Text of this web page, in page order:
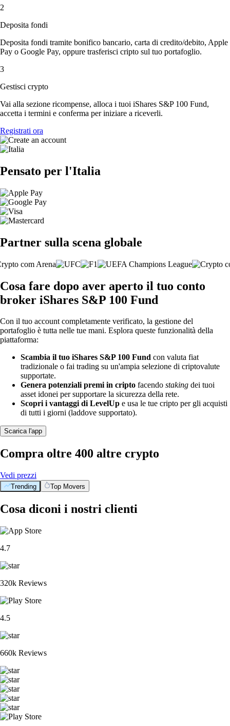
2
Deposita fondi
Deposita fondi tramite bonifico bancario, carta di credito/debito, Apple
Pay o Google Pay, oppure trasferisci cripto sul tuo portafoglio.
3
Gestisci crypto
Vai alla sezione ricompense, alloca i tuoi iShares S&P 100 Fund,
accetta i termini e conferma per iniziare a riceverli.
Registrati ora
Pensato per l'Italia
Partner sulla scena globale
Cosa fare dopo aver aperto il tuo conto
broker iShares S&P 100 Fund
Con il tuo account completamente verificato, la gestione del
portafoglio è tutta nelle tue mani. Esplora queste funzionalità della
piattaforma:
Scambia il tuo iShares S&P 100 Fund con valuta fiat
tradizionale o fai trading su un'ampia selezione di criptovalute
supportate.
Genera potenziali premi in cripto facendo staking dei tuoi
asset idonei per supportare la sicurezza della rete.
Scopri i vantaggi di LevelUp e usa le tue cripto per gli acquisti
di tutti i giorni (laddove supportato).
Scarica l'app
Compra oltre 400 altre crypto
Vedi prezzi
Trending Top Movers
Cosa diconi i nostri clienti
4.7
320k Reviews
4.5
660k Reviews